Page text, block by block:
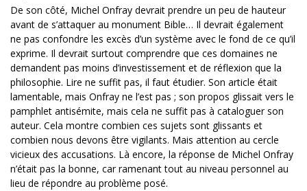
De son côté, Michel Onfray devrait prendre un peu de hauteur
avant de s’attaquer au monument Bible… Il devrait également
ne pas confondre les excès d’un système avec le fond de ce qu’il
exprime. Il devrait surtout comprendre que ces domaines ne
demandent pas moins d’investissement et de réflexion que la
philosophie. Lire ne suffit pas, il faut étudier. Son article était
lamentable, mais Onfray ne l’est pas ; son propos glissait vers le
pamphlet antisémite, mais cela ne suffit pas à cataloguer son
auteur. Cela montre combien ces sujets sont glissants et
combien nous devons être vigilants. Mais attention au cercle
vicieux des accusations. Là encore, la réponse de Michel Onfray
n’était pas la bonne, car ramenant tout au niveau personnel au
lieu de répondre au problème posé.